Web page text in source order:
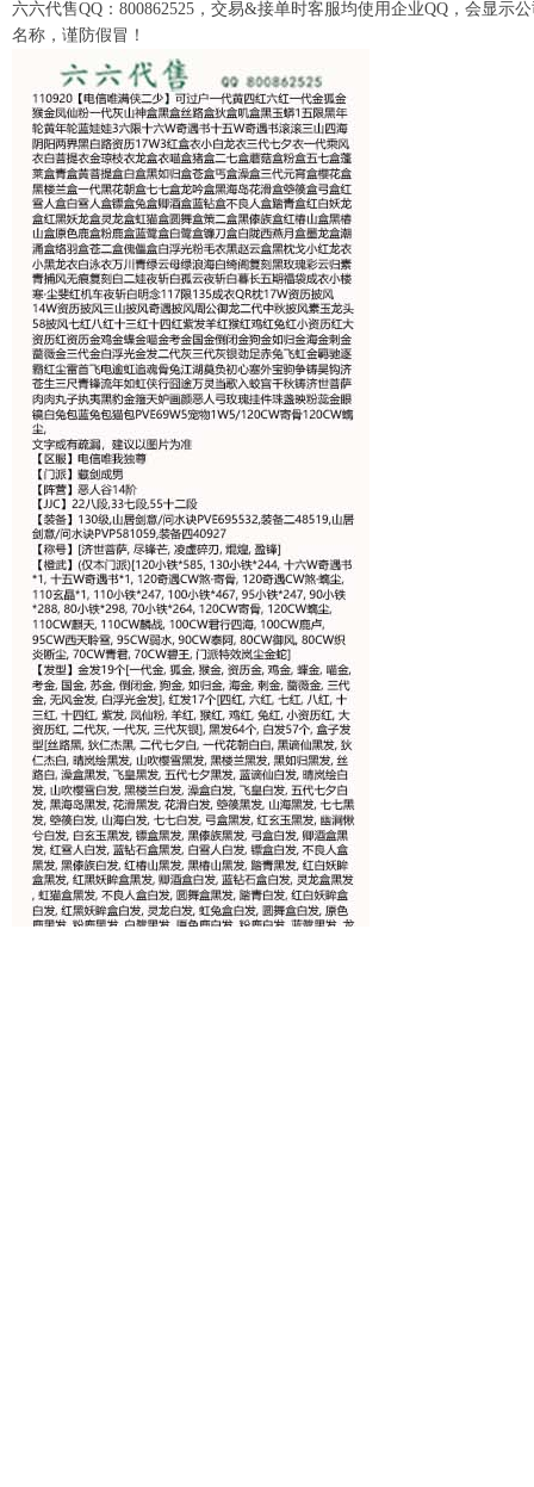
六六代售QQ：800862525，交易&接单时客服均使用企业QQ，会显示
名称，谨防假冒！